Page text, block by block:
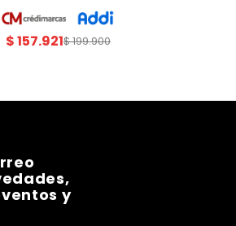
$157.921$199.900
y